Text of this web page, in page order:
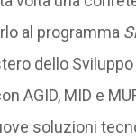
al programma
dello
AGID, MID e
soluzioni